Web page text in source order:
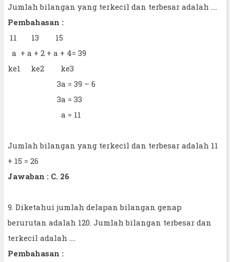
Jumlah bilangan yang terkecil dan terbesar adalah ....
Pembahasan :
11 13 15
a + a + 2 + a + 4= 39
ke1 ke2 ke3
3a = 39 – 6
3a = 33
a = 11
Jumlah bilangan yang terkecil dan terbesar adalah 11
+ 15 = 26
Jawaban : C. 26
9. Diketahui jumlah delapan bilangan genap
berurutan adalah 120. Jumlah bilangan terbesar dan
terkecil adalah ....
Pembahasan :